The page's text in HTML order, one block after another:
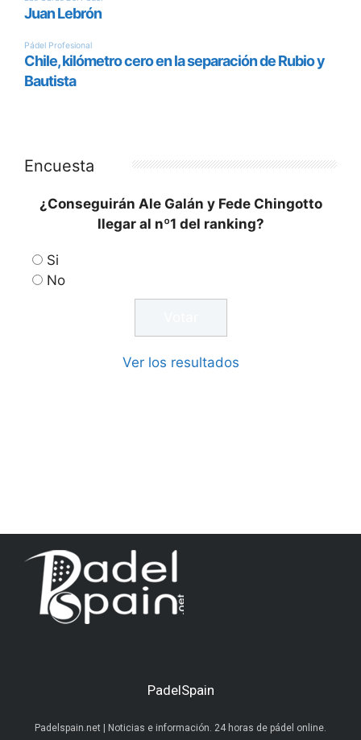
Encuesta
¿Conseguirán Ale Galán y Fede Chingotto
llegar al nº1 del ranking?
Si
No
Ver los resultados
PadelSpain
Padelspain.net | Noticias e información. 24 horas de pádel online.